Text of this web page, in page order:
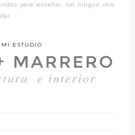
para enseñar, sin ningún otro
MI ESTUDIO